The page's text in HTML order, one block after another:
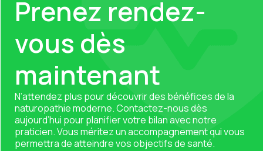
Prenez rendez-
vous dès
maintenant
N’attendez plus pour découvrir des bénéfices de la
naturopathie moderne.Contactez-nousdès
aujourd’hui pour planifier votre bilan avec notre
praticien. Vous méritez un accompagnement qui vous
permettra de atteindre vos objectifs de santé.